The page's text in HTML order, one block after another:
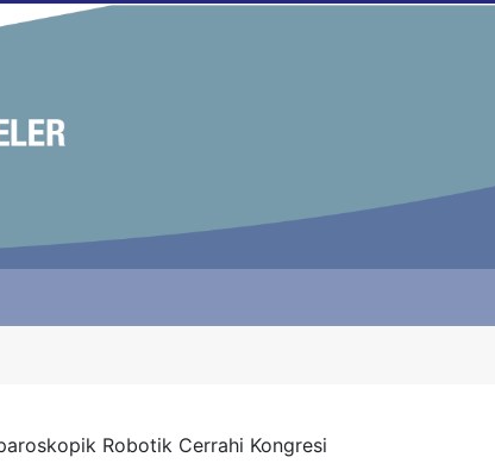
Robotik Cerrahi Kongresi